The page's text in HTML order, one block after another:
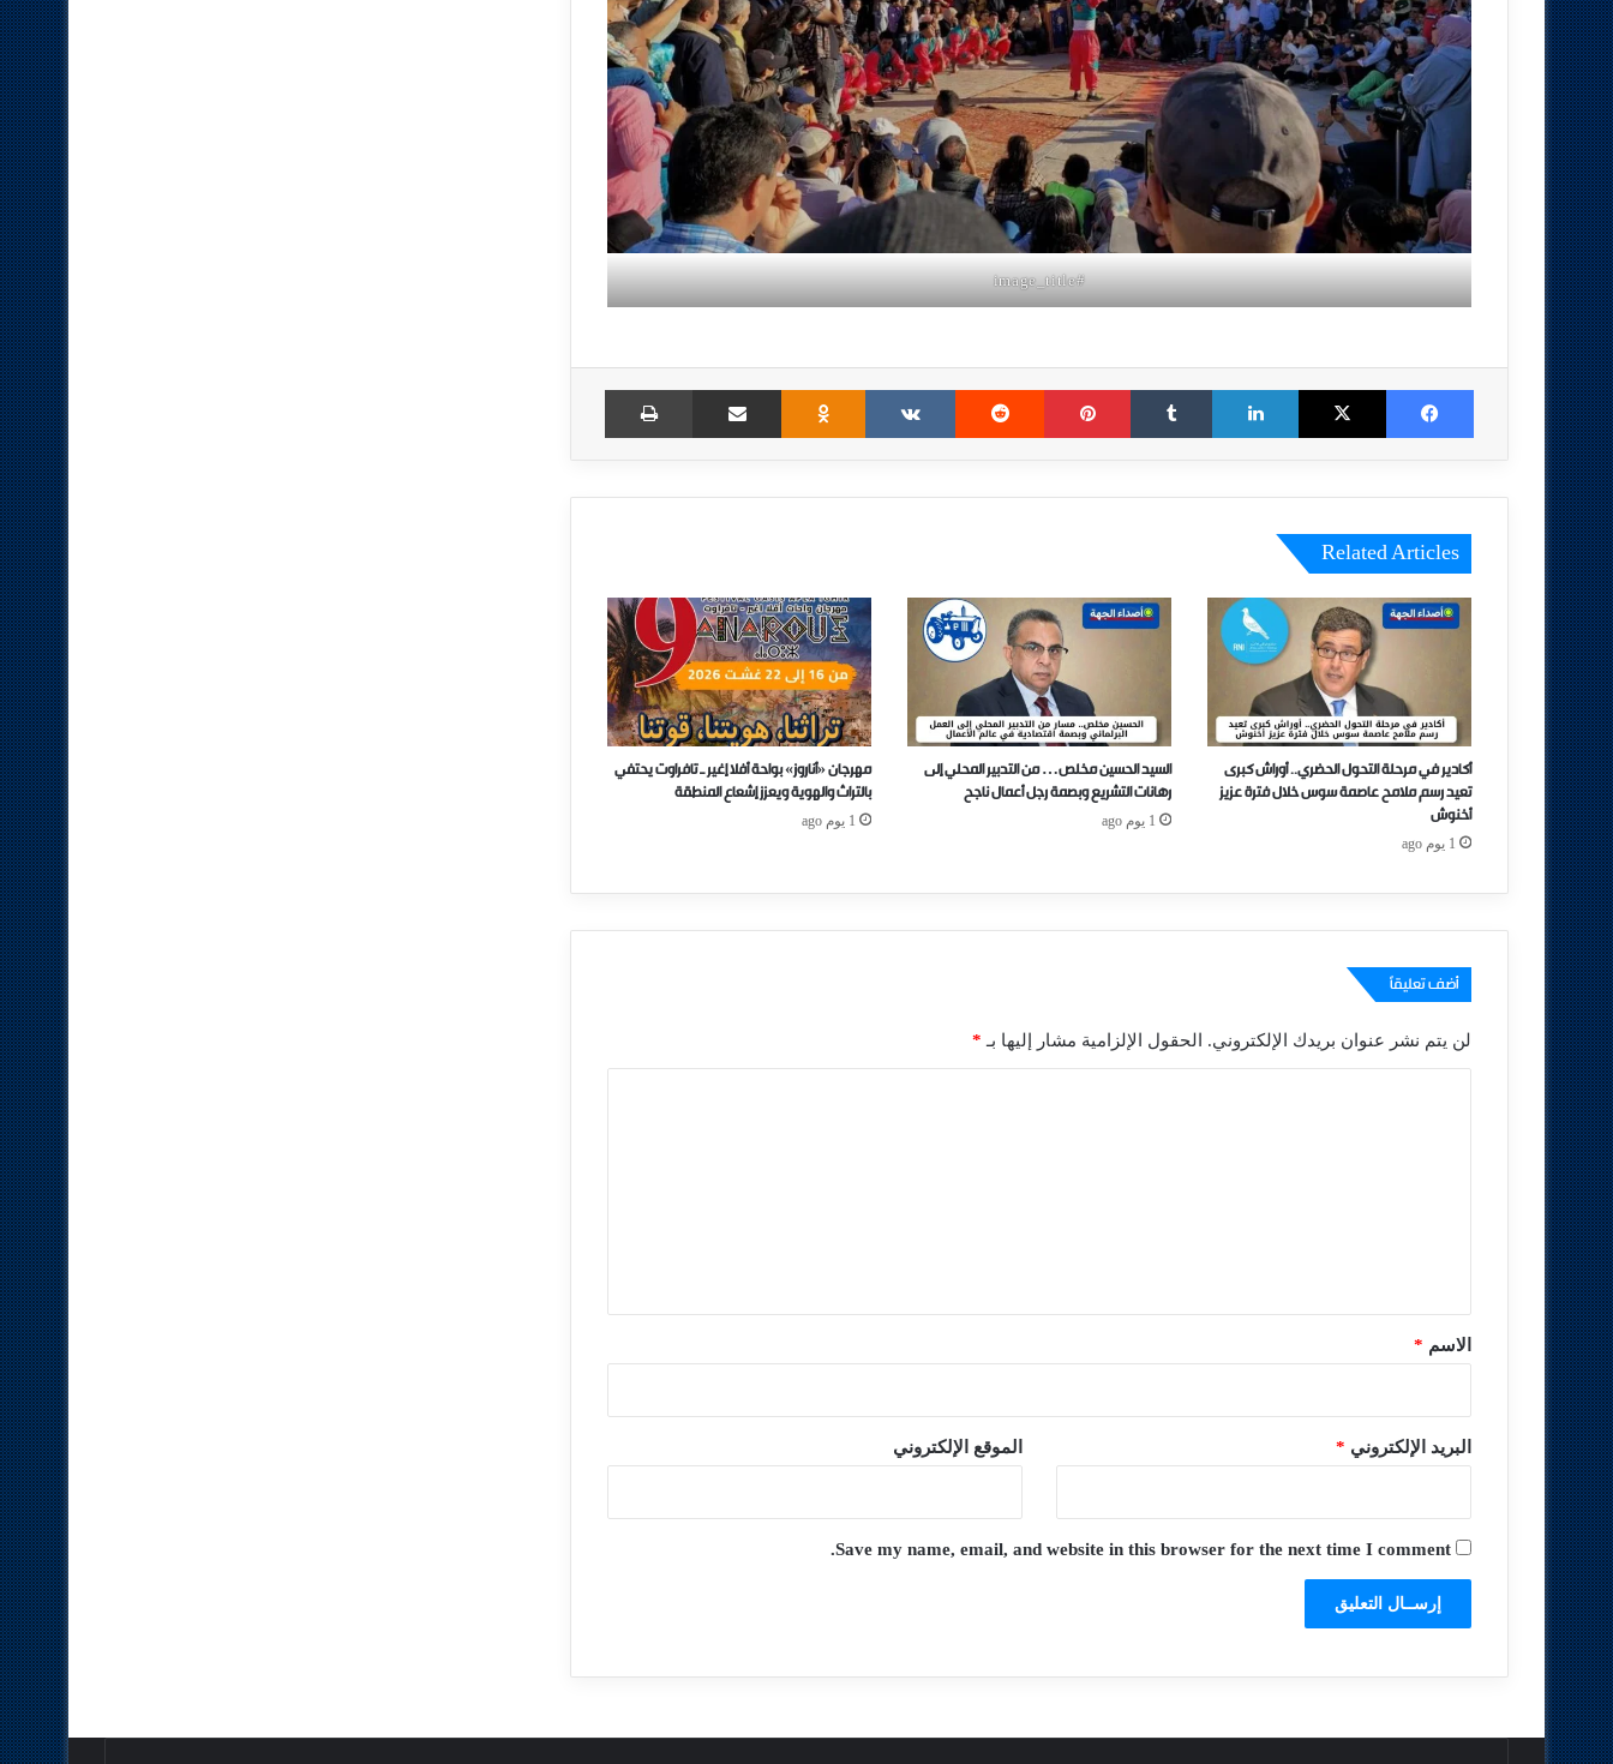
#image_title
Facebook
X
LinkedIn
Tumblr
Pinterest
Reddit
VKontakte
Odnoklassniki
Share via Email
Print
Related Articles
أكادير في مرحلة التحول الحضري.. أوراش كبرى
تعيد رسم ملامح عاصمة سوس خلال فترة عزيز
أخنوش
1 يوم ago
السيد الحسين مخلص… من التدبير المحلي إلى
رهانات التشريع وبصمة رجل أعمال ناجح
1 يوم ago
مهرجان «أناروز» بواحة أفلا إغير ـ تافراوت يحتفي
بالتراث والهوية ويعزز إشعاع المنطقة
1 يوم ago
أضف تعليقاً
لن يتم نشر عنوان بريدك الإلكتروني. الحقول الإلزامية مشار إليها بـ *
*الاسم *
البريد الإلكتروني * الموقع الإلكتروني
Save my name, email, and website in this browser for the next time I comment.